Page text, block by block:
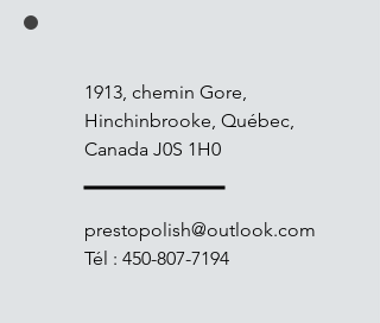
1913, chemin Gore,
Hinchinbrooke, Québec,
Canada J0S 1H0
prestopolish@outlook.com
Tél : 450-807-7194